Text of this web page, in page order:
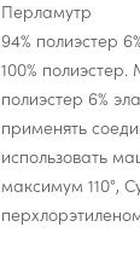
Перламутр
94% полиэстер
100%
полиэстер 6%
применять
использовать
максимум 110°,